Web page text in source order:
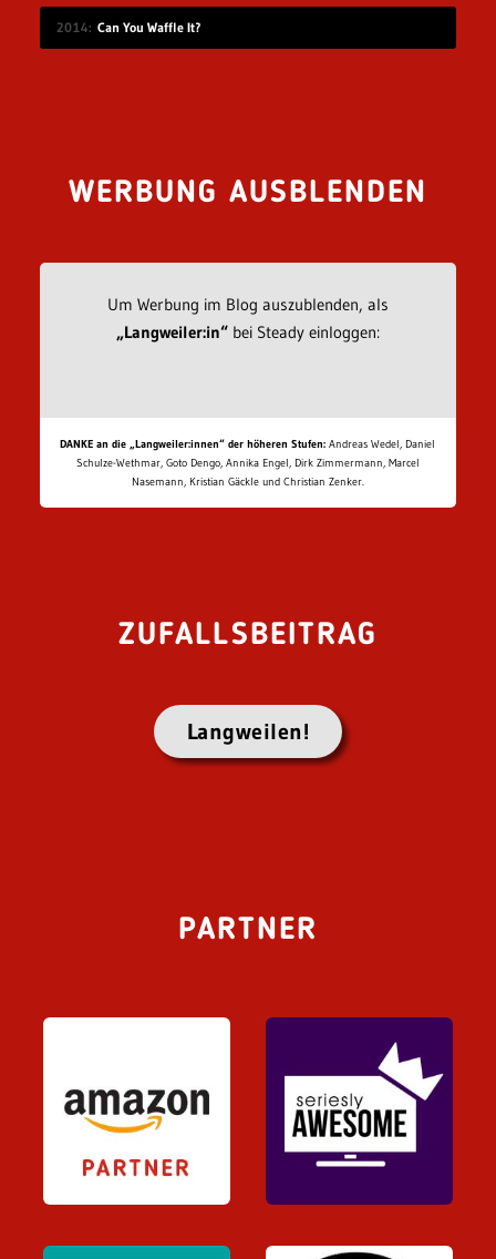
2014 Can You Waffle It?
WERBUNG AUSBLENDEN
Um Werbung im Blog auszublenden, als
„Langweiler:in“bei Steady einloggen:
DANKE an die „Langweiler:innen“ der höheren Stufen: Andreas Wedel, Daniel
Schulze-Wethmar, Goto Dengo, Annika Engel, Dirk Zimmermann, Marcel
Nasemann, Kristian Gäckle und Christian Zenker.
ZUFALLSBEITRAG
Langweilen!
PARTNER